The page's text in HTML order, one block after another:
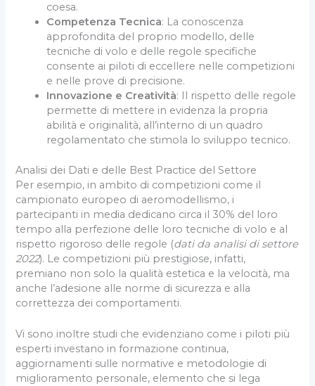
coesa.
Competenza Tecnica: La conoscenza
approfondita del proprio modello, delle
tecniche di volo e delle regole specifiche
consente ai piloti di eccellere nelle competizioni
e nelle prove di precisione.
Innovazione e Creatività: Il rispetto delle regole
permette di mettere in evidenza la propria
abilità e originalità, all’interno di un quadro
regolamentato che stimola lo sviluppo tecnico.
Analisi dei Dati e delle Best Practice del Settore
Per esempio, in ambito di competizioni come il
campionato europeo di aeromodellismo, i
partecipanti in media dedicano circa il 30% del loro
tempo alla perfezione delle loro tecniche di volo e al
rispetto rigoroso delle regole (dati da analisi di settore
2022). Le competizioni più prestigiose, infatti,
premiano non solo la qualità estetica e la velocità, ma
anche l’adesione alle norme di sicurezza e alla
correttezza dei comportamenti.
Vi sono inoltre studi che evidenziano come i piloti più
esperti investano in formazione continua,
aggiornamenti sulle normative e metodologie di
miglioramento personale, elemento che si lega